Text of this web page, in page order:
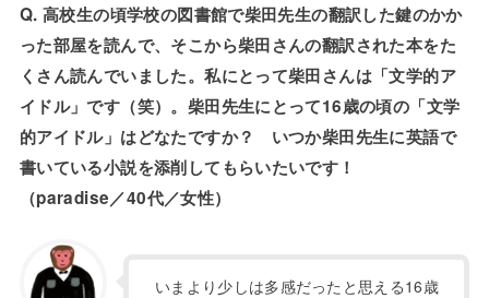
Q. 高校生の頃学校の図書館で柴田先生の翻訳した鍵のかか
った部屋を読んで、そこから柴田さんの翻訳された本をた
くさん読んでいました。私にとって柴田さんは「文学的ア
イドル」です（笑）。柴田先生にとって16歳の頃の「文学
的アイドル」はどなたですか？ いつか柴田先生に英語で
書いている小説を添削してもらいたいです！
（paradise／40代／女性）
いまより少しは多感だったと思える16歳